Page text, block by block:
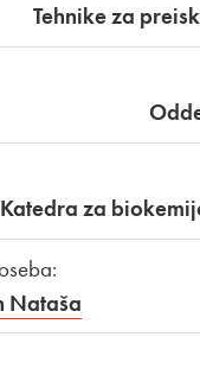
Tehnike za
Katedra za
Nataša